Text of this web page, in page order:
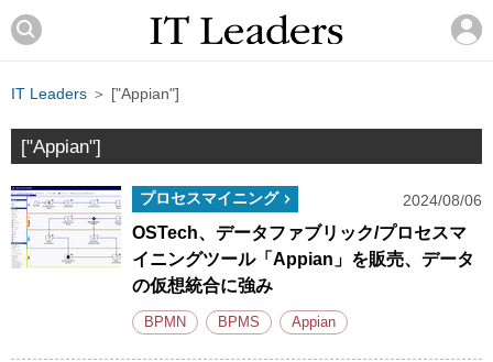
IT Leaders ＞ ["Appian"]
["Appian"]
プロセスマイニング 2024/08/06
OSTech、データファブリック/プロセスマ
イニングツール「Appian」を販売、データ
の仮想統合に強み
BPMN BPMS Appian